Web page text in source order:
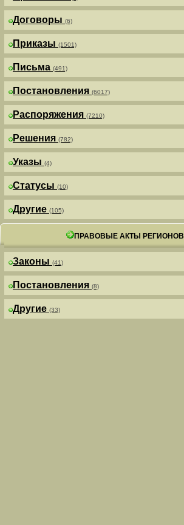
Договоры (6)
Приказы (1501)
Письма (491)
Постановления (6017)
Распоряжения (7210)
Решения (782)
Указы (4)
Статусы (10)
Другие (105)
ПРАВОВЫЕ АКТЫ РЕГИОНОВ
Законы (41)
Постановления (8)
Другие (33)